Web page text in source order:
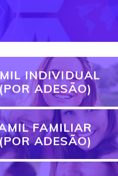
INDIVIDUAL
ADESÃO)
FAMILIAR
ADESÃO)